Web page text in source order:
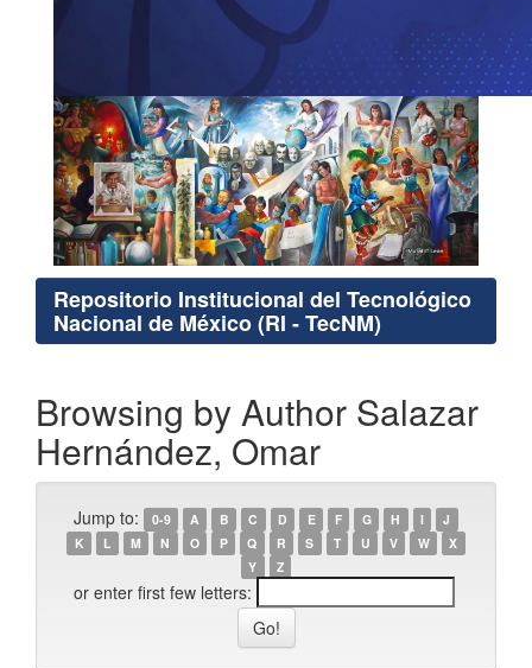
Repositorio Institucional del Tecnológico
Nacional de México (RI - TecNM)
Browsing by Author Salazar
Hernández, Omar
Jump to: 0-9 A B C D E F G H I
J
K
L M N O P Q R S T U V W
X
Y
Z
or enter first few letters: